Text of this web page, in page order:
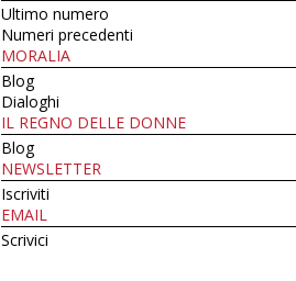
Ultimo numero
Numeri precedenti
MORALIA
Blog
Dialoghi
IL REGNO DELLE DONNE
Blog
NEWSLETTER
Iscriviti
EMAIL
Scrivici